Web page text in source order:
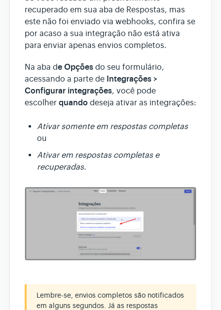
recuperado em sua aba de Respostas, mas
este não foi enviado via webhooks, confira se
por acaso a sua integração não está ativa
para enviar apenas envios completos.
Na aba de Opções do seu formulário,
acessando a parte de Integrações >
Configurar integrações, você pode
escolher quando deseja ativar as integrações:
Ativar somente em respostas completas
ou
Ativar em respostas completas e
recuperadas.
Lembre-se, envios completos são notificados
em alguns segundos. Já as respostas